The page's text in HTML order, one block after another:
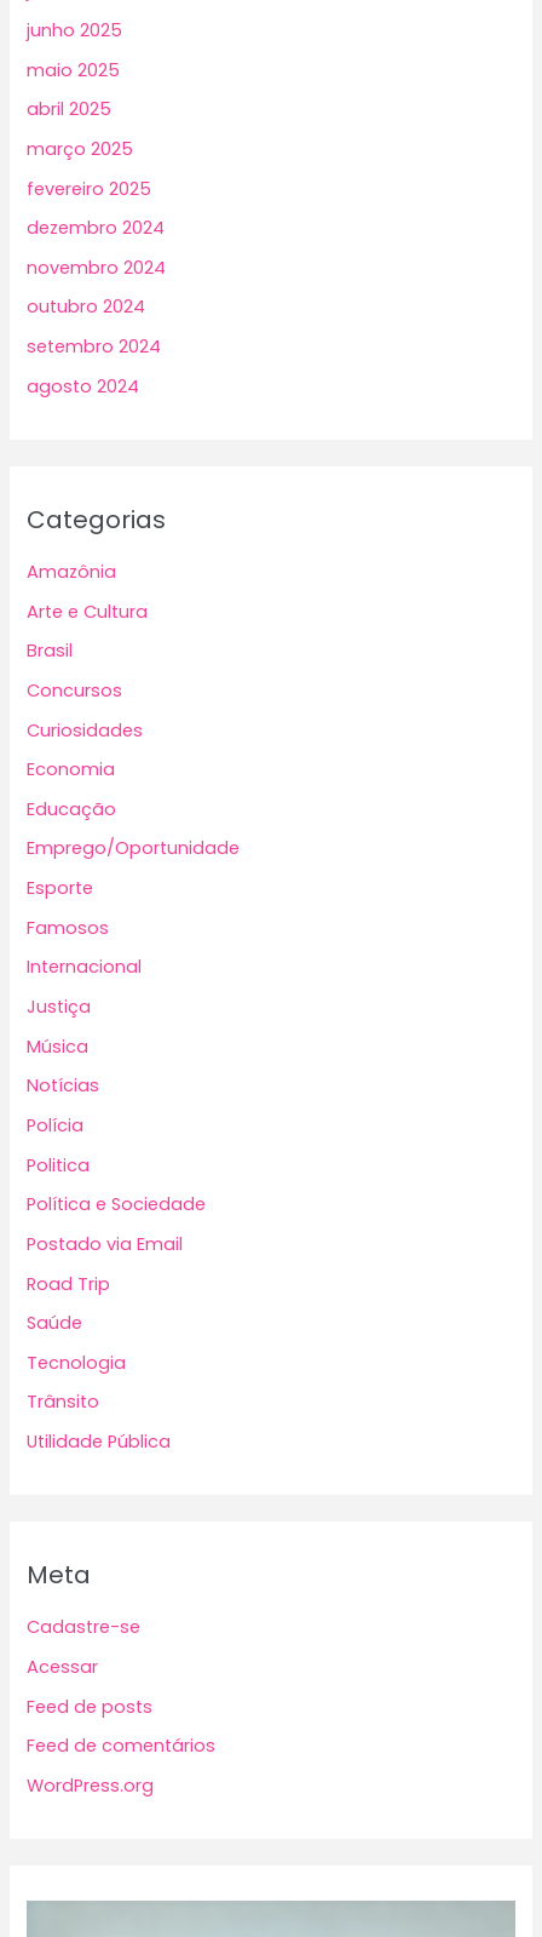
junho 2025
maio 2025
abril 2025
março 2025
fevereiro 2025
dezembro 2024
novembro 2024
outubro 2024
setembro 2024
agosto 2024
Categorias
Amazônia
Arte e Cultura
Brasil
Concursos
Curiosidades
Economia
Educação
Emprego/Oportunidade
Esporte
Famosos
Internacional
Justiça
Música
Notícias
Polícia
Politica
Política e Sociedade
Postado via Email
Road Trip
Saúde
Tecnologia
Trânsito
Utilidade Pública
Meta
Cadastre-se
Acessar
Feed de posts
Feed de comentários
WordPress.org